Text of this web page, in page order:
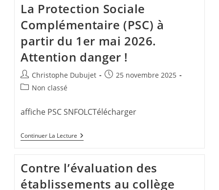
Des
Agrégé.e.s
2026
La Protection Sociale
Complémentaire (PSC) à
partir du 1er mai 2026.
Attention danger !
Auteur/autrice
de
Christophe Dubujet
Publication
25 novembre 2025
PostNon classé
affiche PSC SNFOLCTélécharger
Continuer La Lecture La
Protection
(PSC)
À
Partir
Contre l’évaluation des
établissements au collège